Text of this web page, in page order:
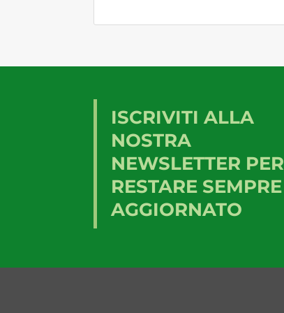
ISCRIVITI ALLA
NOSTRA
NEWSLETTER PER
RESTARE SEMPRE
AGGIORNATO